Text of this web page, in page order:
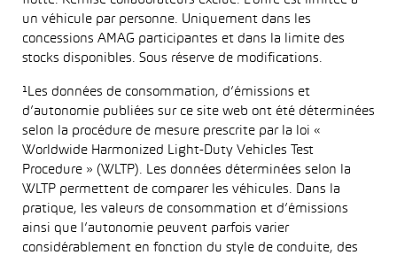
un véhicule par personne. Uniquement dans les
concessions AMAG participantes et dans la limite des
stocks disponibles. Sous réserve de modifications.
¹Les données de consommation, d’émissions et
d’autonomie publiées sur ce site web ont été déterminées
selon la procédure de mesure prescrite par la loi «
Worldwide Harmonized Light-Duty Vehicles Test
Procedure » (WLTP). Les données déterminées selon la
WLTP permettent de comparer les véhicules. Dans la
pratique, les valeurs de consommation et d’émissions
ainsi que l’autonomie peuvent parfois varier
considérablement en fonction du style de conduite, des